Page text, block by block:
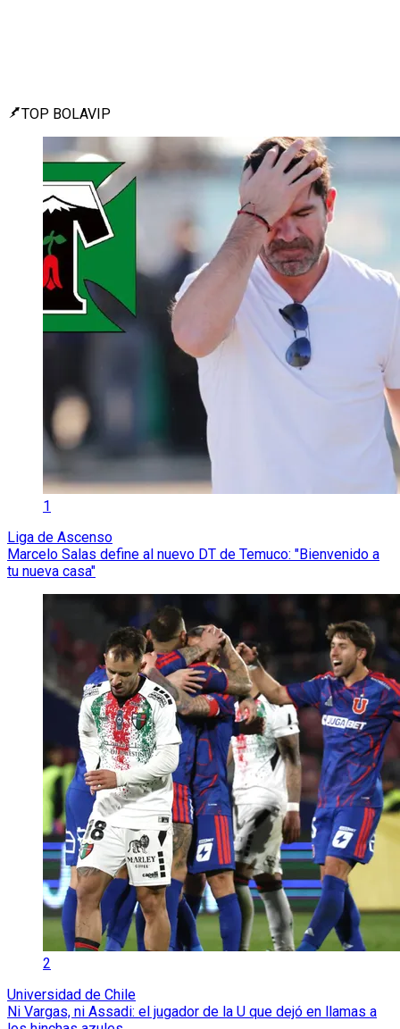
TOP BOLAVIP
1
Liga de Ascenso
Marcelo Salas define al nuevo DT de Temuco: "Bienvenido a
tu nueva casa"
2
Universidad de Chile
Ni Vargas, ni Assadi: el jugador de la U que dejó en llamas a